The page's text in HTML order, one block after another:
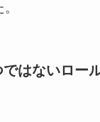
ではないロー